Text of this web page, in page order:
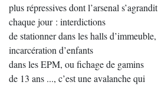
plus répressives dont l’arsenal s’agrandit
chaque jour : interdictions
de stationner dans les halls d’immeuble,
incarcération d’enfants
dans les EPM, ou fichage de gamins
de 13 ans ..., c’est une avalanche qui